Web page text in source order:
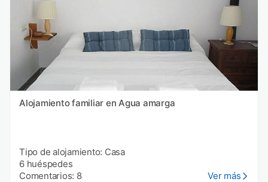
Alojamiento familiar en Agua amarga
Tipo de alojamiento: Casa
6 huéspedes
Comentarios: 8
Ver más